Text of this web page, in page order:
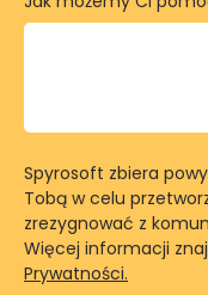
Spyrosoft zbiera
Tobą w celu
zrezygnować z
Więcej informacji
Prywatności.